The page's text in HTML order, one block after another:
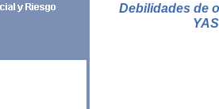
Debilidades de